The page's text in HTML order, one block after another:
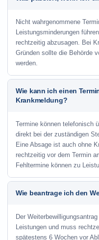
Nicht wahrgenommene
Leistungsminderungen
rechtzeitig abzusagen. Bei
Gründen sollte die Behörde
werden.
Wie kann ich einen
Krankmeldung?
Termine können telefonisch
direkt bei der zuständigen
Eine Absage ist auch ohne
rechtzeitig vor dem Termin
Fehltermine können zu
Wie beantrage ich den
Der
Leistungen und muss
spätestens 6 Wochen vor